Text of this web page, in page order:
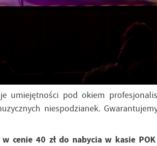
umiejętności pod okiem
niespodzianek.
cenie 40 zł do nabycia w kasie